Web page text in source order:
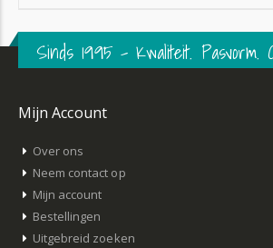
Sinds 1995 – Kwaliteit. Pasvorm.
Mijn Account
Over ons
Neem contact op
Mijn account
Bestellingen
Uitgebreid zoeken